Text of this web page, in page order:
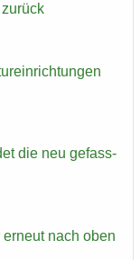
die neu ge­fass­
nach oben